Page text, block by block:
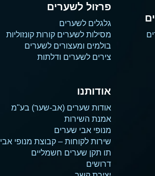
פרזול לשערים
גלגלים לשערים
מסילות לשערים קורות קונזוליות
בולמים ומעצורים לשערים
צירים לשערים ודלתות
אודותנו
אודות שערים (אב-שער) בע"מ
אמנת השירות
מנופי אבי שערים
שירות לקוחות – קבוצת מנופי אבי
תו תקן שערים חשמליים
דרושים